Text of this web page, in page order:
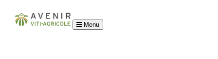
Menu